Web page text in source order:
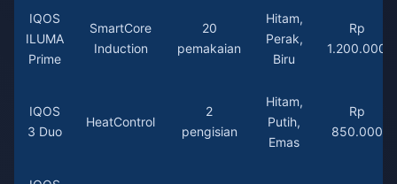
IQOS
ILUMA
Prime
SmartCore
Induction
20
pemakaian
Hitam,
Perak,
Biru
Rp
1.200.000
IQOS
3 Duo
HeatControl
2
pengisian
Hitam,
Putih,
Emas
Rp
850.000